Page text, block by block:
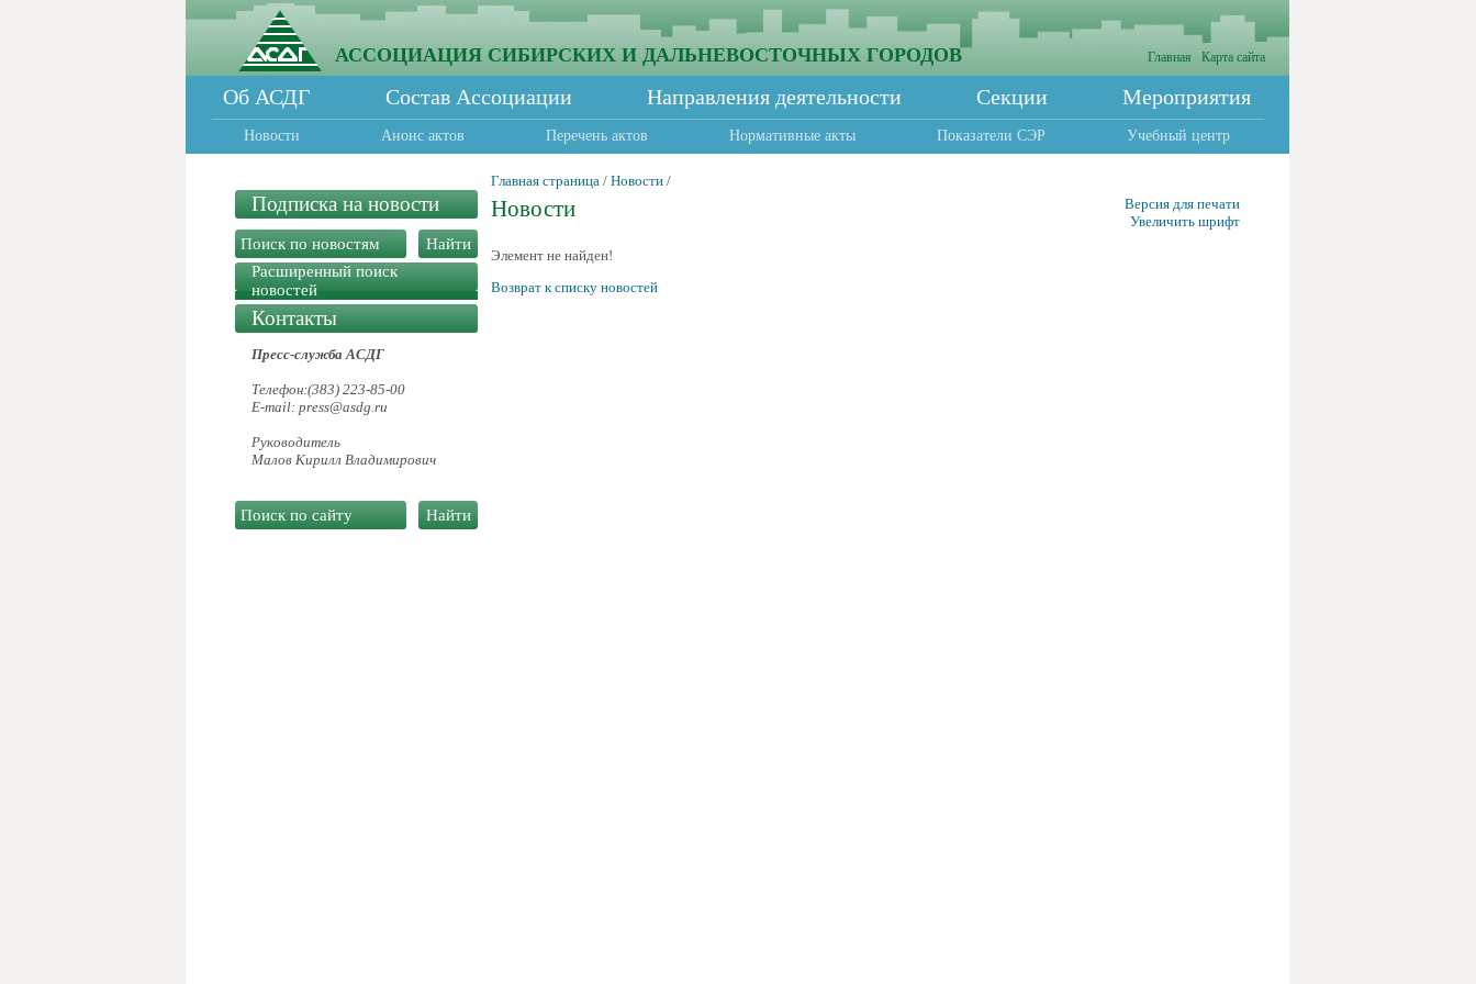
АССОЦИАЦИЯ СИБИРСКИХ И ДАЛЬНЕВОСТОЧНЫХ ГОРОДОВ Главная Карта сайта
Об АСДГ Состав Ассоциации Направления деятельности Секции Мероприятия
Новости Анонс актов Перечень актов Нормативные акты Показатели СЭР Учебный центр
Подписка на новости
Расширенный поиск
новостей
Контакты
Пресс-служба АСДГ
Телефон:(383) 223-85-00
E-mail: press@asdg.ru
Руководитель
Малов Кирилл Владимирович
Главная страница / Новости /
Новости
Версия для печати
Увеличить шрифт
Элемент не найден!
Возврат к списку новостей